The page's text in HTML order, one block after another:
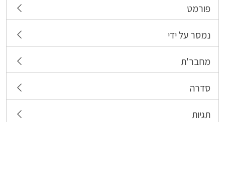
פורמט
נמסר על ידי
מחבר'ת
סדרה
תגיות